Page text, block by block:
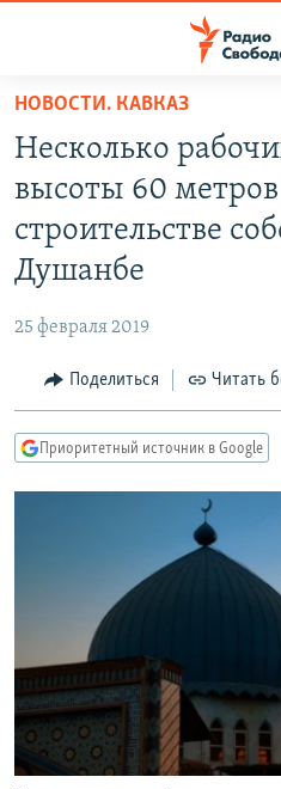
упрощенного
доступа
основному
содержанию
Вернутся
навигации
Вернутся
АВТОРСКИЕ ПРОЕКТЫ
ЦИТАТЫ СВОБОДЫ
КУЛЬТУРА
IDEL.РЕАЛИИ
КАВКАЗ.РЕАЛИИ
РАСПИСАНИЕ ВЕЩАНИЯ
ПОДПИШИТЕСЬ НА
СОЦИАЛЬНЫЕ СЕТИ
НОВОСТИ. КАВКАЗ
Несколько
высоты 60
строительстве
Душанбе
25 февраля 2019
Поделиться Читать
Приоритетный источник в Google